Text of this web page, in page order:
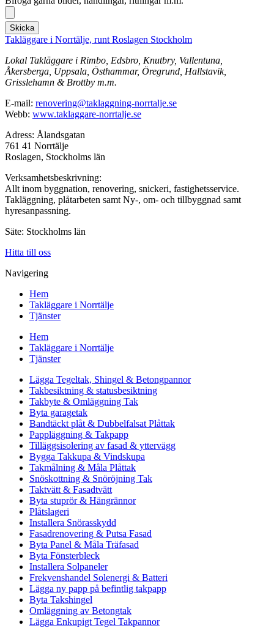
Skicka
Takläggare i Norrtälje, runt Roslagen Stockholm
Lokal Takläggare i Rimbo, Edsbro, Knutbry, Vallentuna,
Åkersberga, Uppsala, Östhammar, Öregrund, Hallstavik,
Grisslehamn & Brottby m.m.
E-mail: renovering@taklaggning-norrtalje.se
Webb: www.taklaggare-norrtalje.se
Adress: Ålandsgatan
761 41 Norrtälje
Roslagen, Stockholms län
Verksamhetsbeskrivning:
Allt inom byggnation, renovering, snickeri, fastighetsservice.
Takläggning, plåtarbeten samt Ny-, om- och tillbyggnad samt
hyresanpassning.
Säte: Stockholms län
Hitta till oss
Navigering
Hem
Takläggare i Norrtälje
Tjänster
Hem
Takläggare i Norrtälje
Tjänster
Lägga Tegeltak, Shingel & Betongpannor
Takbesiktning & statusbesiktning
Takbyte & Omläggning Tak
Byta garagetak
Bandtäckt plåt & Dubbelfalsat Plåttak
Pappläggning & Takpapp
Tilläggsisolering av fasad & yttervägg
Bygga Takkupa & Vindskupa
Takmålning & Måla Plåttak
Snöskottning & Snöröjning Tak
Taktvätt & Fasadtvätt
Byta stuprör & Hängrännor
Plåtslageri
Installera Snörasskydd
Fasadrenovering & Putsa Fasad
Byta Panel & Måla Träfasad
Byta Fönsterbleck
Installera Solpaneler
Frekvenshandel Solenergi & Batteri
Lägga ny papp på befintlig takpapp
Byta Takshingel
Omläggning av Betongtak
Lägga Enkupigt Tegel Takpannor